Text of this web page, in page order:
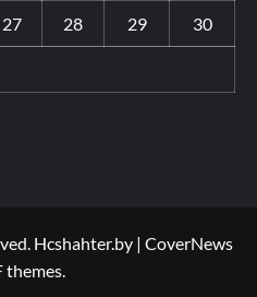
27 28 29 30
Hcshahter.by | CoverNews
themes.